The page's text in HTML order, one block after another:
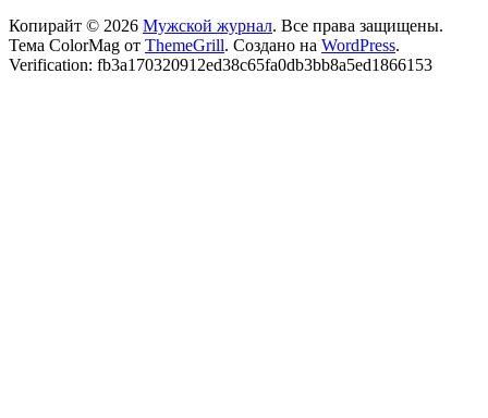
Копирайт © 2026 Мужской журнал. Все права защищены.
Тема ColorMag от ThemeGrill. Создано на WordPress.
Verification: fb3a170320912ed38c65fa0db3bb8a5ed1866153